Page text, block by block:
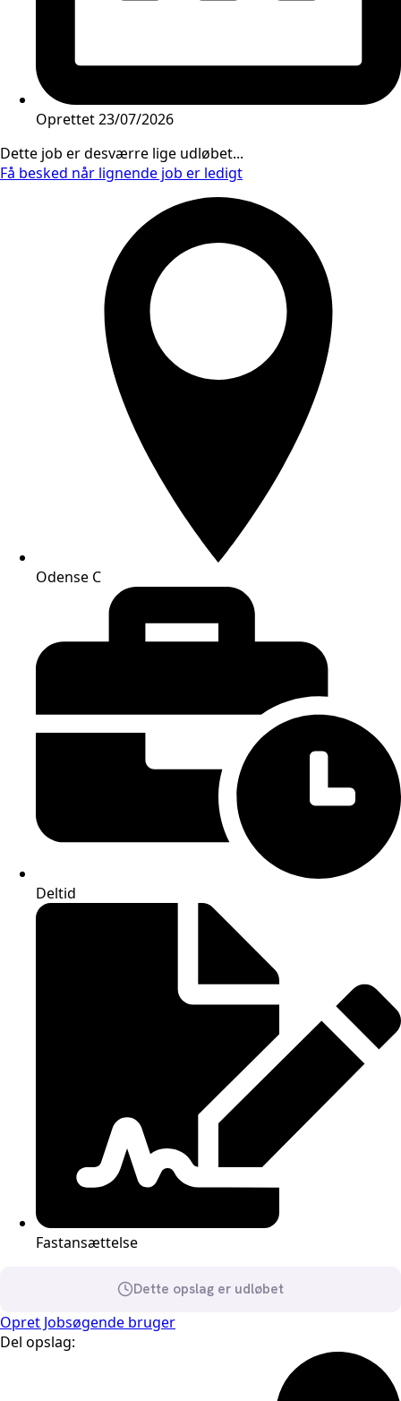
Oprettet23/07/2026
Dette job er desværre lige udløbet...
Få besked når lignende job er ledigt
Odense C
Deltid
Fastansættelse
Dette opslag er udløbet
Opret Jobsøgende bruger
Del opslag: